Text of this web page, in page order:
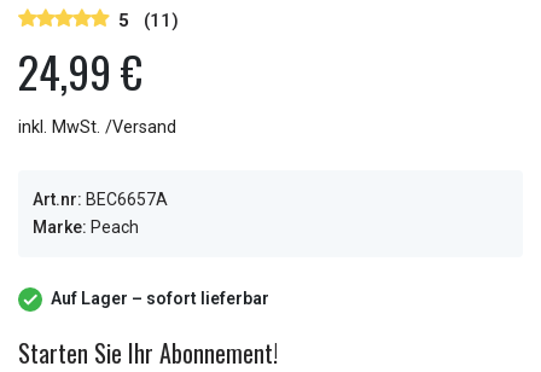
5 (11)
24,99 €
inkl. MwSt. /Versand
Art.nr: BEC6657A
Marke: Peach
Auf Lager – sofort lieferbar
Starten Sie Ihr Abonnement!